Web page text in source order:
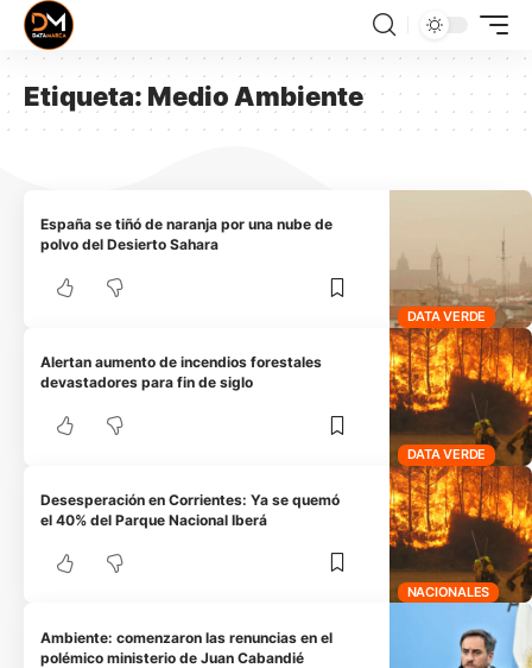
Etiqueta: Medio Ambiente
DATA VERDE
España se tiñó de naranja por una nube de
polvo del Desierto Sahara
DATA VERDE
Alertan aumento de incendios forestales
devastadores para fin de siglo
NACIONALES
Desesperación en Corrientes: Ya se quemó
el 40% del Parque Nacional Iberá
Ambiente: comenzaron las renuncias en el
polémico ministerio de Juan Cabandié